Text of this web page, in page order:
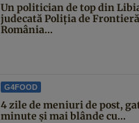
Un politician de top din
judecată Poliția de
România...
G4FOOD
4 zile de meniuri de post,
minute și mai blânde cu...